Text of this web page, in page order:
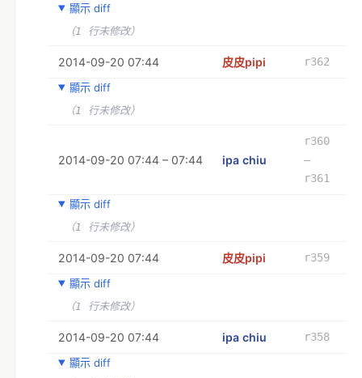
顯示 diff
（1 行未修改）
2014-09-20 07:44 皮皮pipi
r362
顯示 diff
（1 行未修改）
2014-09-20 07:44 – 07:44 ipa chiu
r360
–
r361
顯示 diff
（1 行未修改）
2014-09-20 07:44 皮皮pipi
r359
顯示 diff
（1 行未修改）
2014-09-20 07:44 ipa chiu
r358
顯示 diff